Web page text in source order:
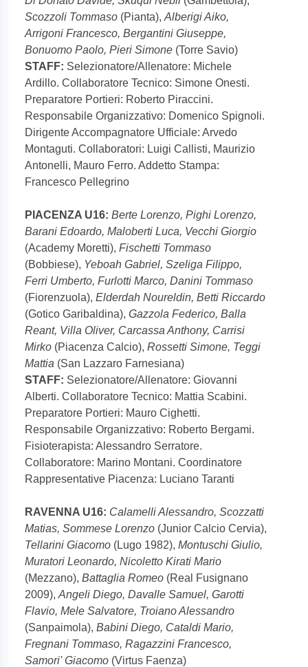
Scozzoli Tommaso (Pianta), Alberigi Aiko,
Arrigoni Francesco, Bergantini Giuseppe,
Bonuomo Paolo, Pieri Simone (Torre Savio)
STAFF: Selezionatore/Allenatore: Michele
Ardillo. Collaboratore Tecnico: Simone Onesti.
Preparatore Portieri: Roberto Piraccini.
Responsabile Organizzativo: Domenico Spignoli.
Dirigente Accompagnatore Ufficiale: Arvedo
Montaguti. Collaboratori: Luigi Callisti, Maurizio
Antonelli, Mauro Ferro. Addetto Stampa:
Francesco Pellegrino
PIACENZA U16: Berte Lorenzo, Pighi Lorenzo,
Barani Edoardo, Maloberti Luca, Vecchi Giorgio
(Academy Moretti), Fischetti Tommaso
(Bobbiese), Yeboah Gabriel, Szeliga Filippo,
Ferri Umberto, Furlotti Marco, Danini Tommaso
(Fiorenzuola), Elderdah Noureldin, Betti Riccardo
(Gotico Garibaldina), Gazzola Federico, Balla
Reant, Villa Oliver, Carcassa Anthony, Carrisi
Mirko (Piacenza Calcio), Rossetti Simone, Teggi
Mattia (San Lazzaro Farnesiana)
STAFF: Selezionatore/Allenatore: Giovanni
Alberti. Collaboratore Tecnico: Mattia Scabini.
Preparatore Portieri: Mauro Cighetti.
Responsabile Organizzativo: Roberto Bergami.
Fisioterapista: Alessandro Serratore.
Collaboratore: Marino Montani. Coordinatore
Rappresentative Piacenza: Luciano Taranti
RAVENNA U16: Calamelli Alessandro, Scozzatti
Matias, Sommese Lorenzo (Junior Calcio Cervia),
Tellarini Giacomo (Lugo 1982), Montuschi Giulio,
Muratori Leonardo, Nicoletto Kirati Mario
(Mezzano), Battaglia Romeo (Real Fusignano
2009), Angeli Diego, Davalle Samuel, Garotti
Flavio, Mele Salvatore, Troiano Alessandro
(Sanpaimola), Babini Diego, Cataldi Mario,
Fregnani Tommaso, Ragazzini Francesco,
Samori' Giacomo (Virtus Faenza)